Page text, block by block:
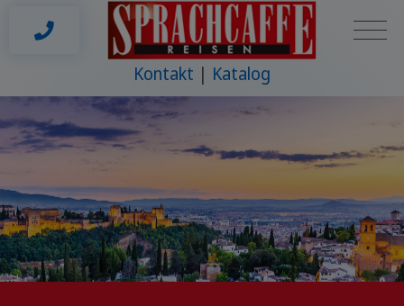
Kontakt Katalog